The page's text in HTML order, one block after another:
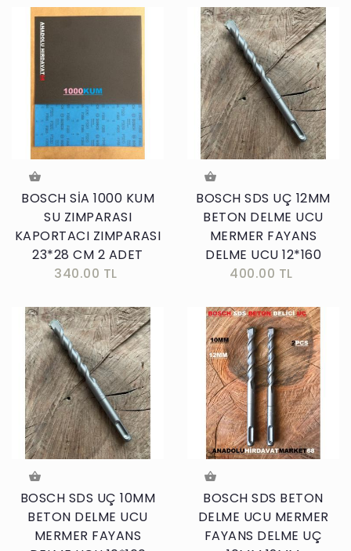
BOSCH SİA 1000 KUM
SU ZIMPARASI
KAPORTACI ZIMPARASI
23*28 CM 2 ADET
340.00 TL
BOSCH SDS UÇ 12MM
BETON DELME UCU
MERMER FAYANS
DELME UCU 12*160
400.00 TL
BOSCH SDS UÇ 10MM
BETON DELME UCU
MERMER FAYANS
BOSCH SDS BETON
DELME UCU MERMER
FAYANS DELME UÇ